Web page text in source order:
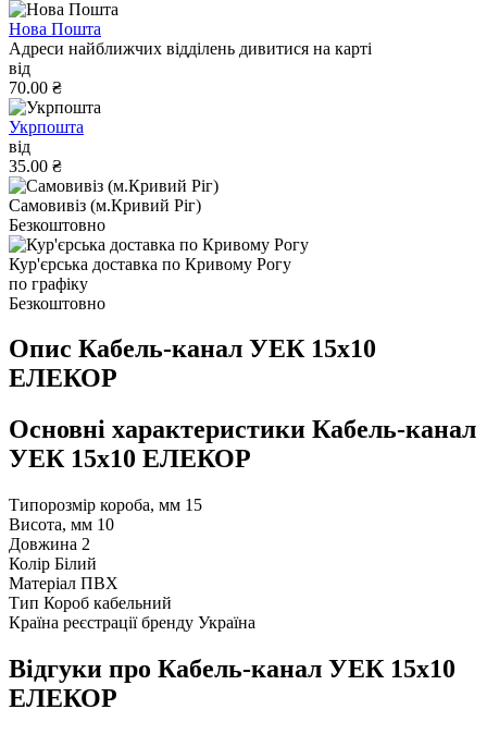
Нова Пошта
Адреси найближчих відділень дивитися на карті
від
70.00 ₴
Укрпошта
від
35.00 ₴
Самовивіз (м.Кривий Ріг)
Безкоштовно
Кур'єрська доставка по Кривому Рогу
по графіку
Безкоштовно
Опис Кабель-канал УЕК 15х10
ЕЛЕКОР
Основні характеристики Кабель-канал
УЕК 15х10 ЕЛЕКОР
Типорозмір короба, мм 15
Висота, мм 10
Довжина 2
Колір Білий
Матеріал ПВХ
Тип Короб кабельний
Країна реєстрації бренду Україна
Відгуки про Кабель-канал УЕК 15х10
ЕЛЕКОР